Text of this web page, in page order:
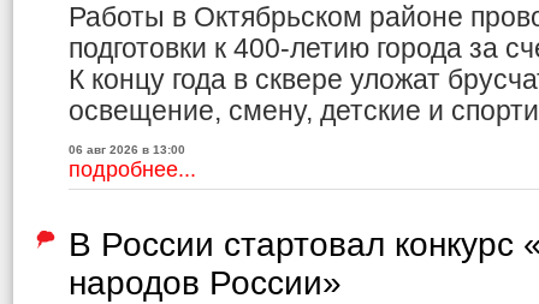
Работы в Октябрьском районе
подготовки к 400-летию города за
К концу года в сквере уложат
освещение, смену, детские и
06 авг 2026 в 13:00
подробнее...
В России стартовал
народов России»